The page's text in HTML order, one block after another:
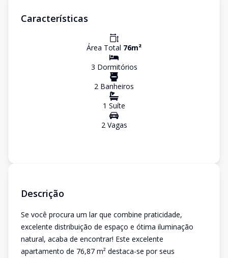
Características
Área Total 76m²
3 Dormitórios
2 Banheiros
1 Suíte
2Vagas
Descrição
Se você procura um lar que combine praticidade,
excelente distribuição de espaço e ótima iluminação
natural, acaba de encontrar! Este excelente
apartamento de 76,87 m² destaca-se por seus